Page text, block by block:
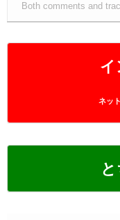
イ
ネッ
Both comments and